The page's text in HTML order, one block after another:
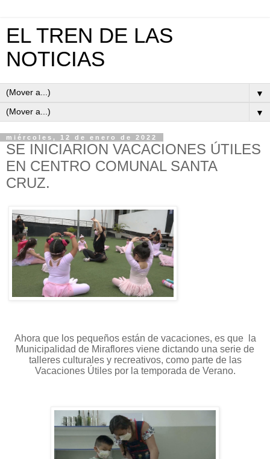
EL TREN DE LAS
NOTICIAS
▼
▼
miércoles, 12 de enero de 2022
SE INICIARION VACACIONES ÚTILES
EN CENTRO COMUNAL SANTA
CRUZ.
Ahora que los pequeños están de vacaciones, es que la
Municipalidad de Miraflores viene dictando una serie de
talleres culturales y recreativos, como parte de las
Vacaciones Útiles por la temporada de Verano.